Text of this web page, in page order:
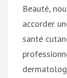
Beauté,
accorder
santé